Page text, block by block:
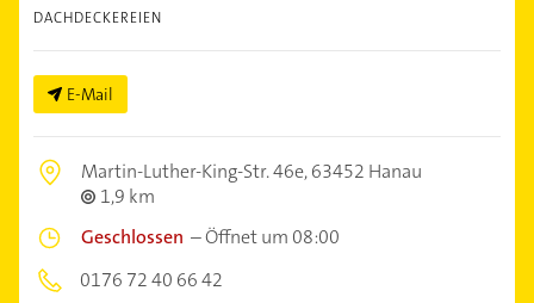
DACHDECKEREIEN
E-Mail
Martin-Luther-King-Str. 46e,63452 Hanau
1,9 km
Geschlossen –Öffnet um 08:00
0176 72 40 66 42